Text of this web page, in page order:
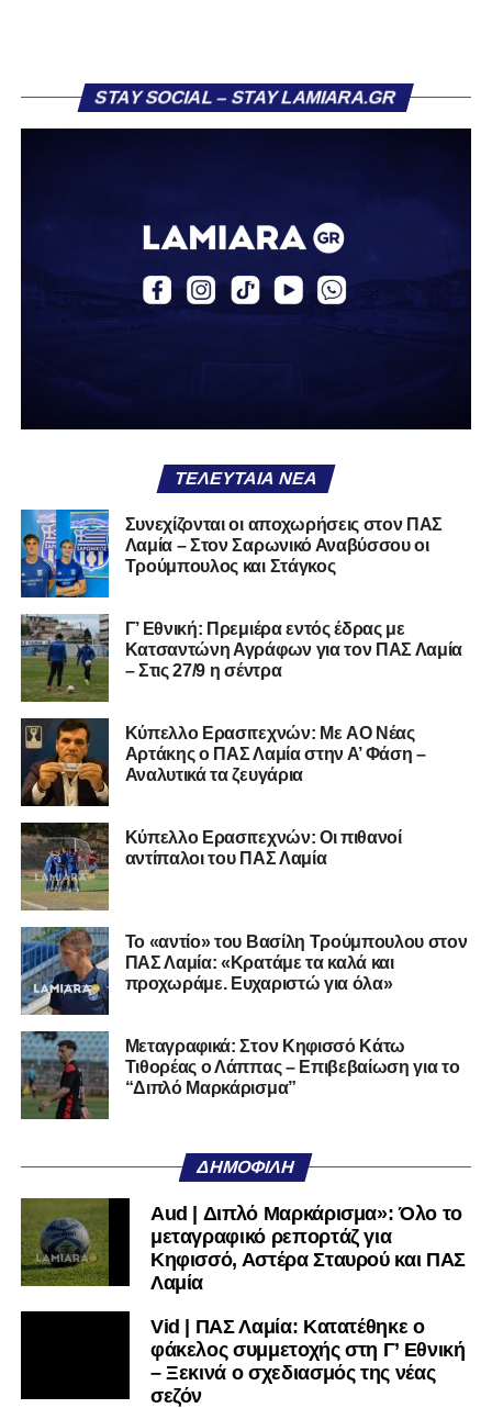
Στην πρώτη του σεζόν στην ΑΕΚ, σημείωσε τρία γκολ
εμπειρίες, καταγράφοντας δύο γκολ και δύο ασίστ σε
20 αγώνες. Σε διεθνές επίπεδο, ο Κοντονίκος φόρεσε τη
φανέλα της Εθνικής Ελλάδας Κ19, μετρώντας 10
συμμετοχές και δύο γκολ.
Καλωσήρθες, Βασίλη».
υπόλοιπο κόσμο. Ακολουθήστε το lamiara.gr στο
μαθαίνετε σε χρόνο dt όλα τα νέα.
STAY SOCIAL – STAY LAMIARA.GR
ΤΕΛΕΥΤΑΊΑ ΝΈΑ
Συνεχίζονται οι αποχωρήσεις στον ΠΑΣ
Λαμία – Στον Σαρωνικό Αναβύσσου οι
Τρούμπουλος και Στάγκος
Γ’ Εθνική: Πρεμιέρα εντός έδρας με
Κατσαντώνη Αγράφων για τον ΠΑΣ Λαμία
– Στις 27/9 η σέντρα
Kύπελλο Ερασιτεχνών: Με AO Nέας
Αρτάκης ο ΠΑΣ Λαμία στην Α’ Φάση –
Αναλυτικά τα ζευγάρια
Κύπελλο Ερασιτεχνών: Οι πιθανοί
αντίπαλοι του ΠΑΣ Λαμία
Το «αντίο» του Βασίλη Τρούμπουλου στον
ΠΑΣ Λαμία: «Κρατάμε τα καλά και
προχωράμε. Ευχαριστώ για όλα»
Μεταγραφικά: Στον Κηφισσό Κάτω
Τιθορέας ο Λάππας – Επιβεβαίωση για το
“Διπλό Μαρκάρισμα”
ΔΗΜΟΦΙΛΉ
Aud | Διπλό Μαρκάρισμα»: Όλο το
μεταγραφικό ρεπορτάζ για
Κηφισσό, Αστέρα Σταυρού και ΠΑΣ
Λαμία
Vid | ΠΑΣ Λαμία: Κατατέθηκε ο
φάκελος συμμετοχής στη Γ’ Εθνική
– Ξεκινά ο σχεδιασμός της νέας
σεζόν